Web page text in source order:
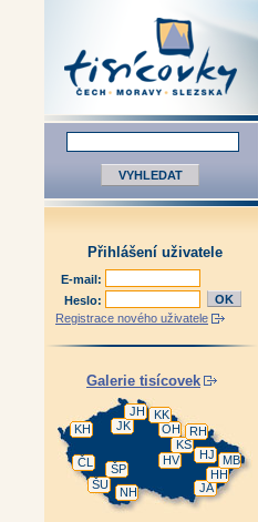
Přihlášení uživatele
E-mail:
Heslo:
Registrace nového uživatele
Galerie tisícovek
JA
HH
MB
HJ
HV
NH
KS
RH
ŠP
ŠU
OH
JK
KK
ČL
JH
KH